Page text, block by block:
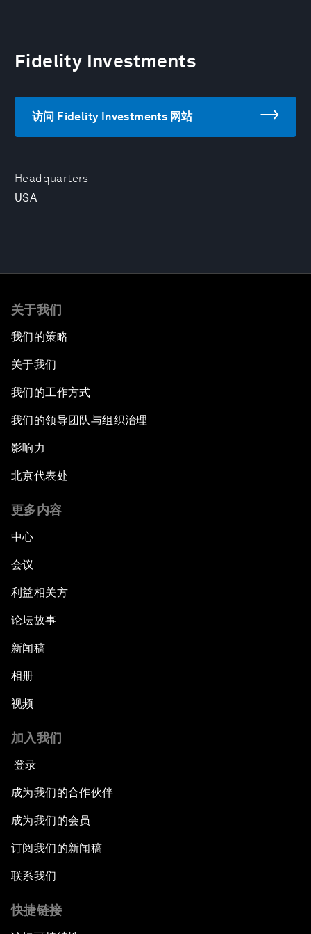
Headquarters
USA
Fidelity Investments
访问 Fidelity Investments 网站
关于我们
我们的策略
关于我们
我们的工作方式
我们的领导团队与组织治理
影响力
北京代表处
更多内容
中心
会议
利益相关方
论坛故事
新闻稿
相册
视频
加入我们
登录
成为我们的合作伙伴
成为我们的会员
订阅我们的新闻稿
联系我们
快捷链接